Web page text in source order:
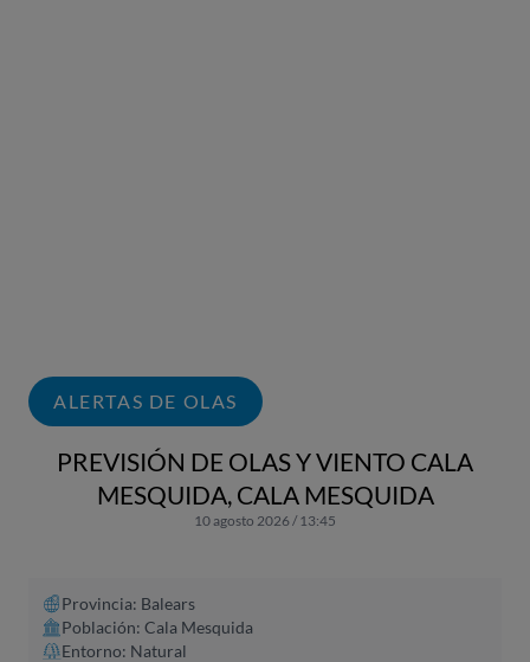
ALERTAS DE OLAS
PREVISIÓN DE OLAS Y VIENTO CALA
MESQUIDA, CALA MESQUIDA
10 agosto 2026 / 13:45
Provincia: Balears
Población: Cala Mesquida
Entorno: Natural